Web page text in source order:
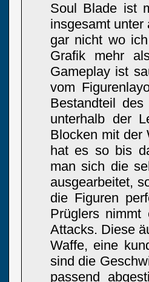
Soul Blade ist
insgesamt unter
gar nicht wo
Grafik mehr
Gameplay ist
vom
Bestandteil
unterhalb der
Blocken mit der
hat es so bis
man sich die
ausgearbeitet,
die Figuren
Prüglers
Attacks. Diese
Waffe, eine
sind die
passend